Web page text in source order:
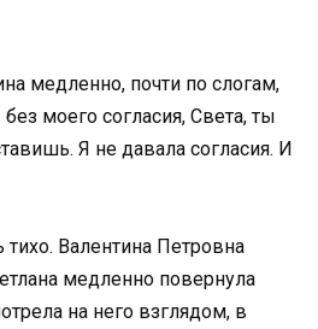
медленно, почти по слогам,
моего согласия, Света, ты
Я не давала согласия. И
тихо. Валентина Петровна
медленно повернула
на него взглядом, в